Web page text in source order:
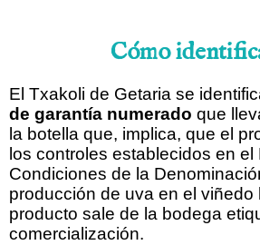
Cómo
El Txakoli de Getaria se
de garantía numerado que
la botella que, implica, que el
los controles establecidos en el
Condiciones de la
producción de uva en el viñedo
producto sale de la bodega
comercialización.